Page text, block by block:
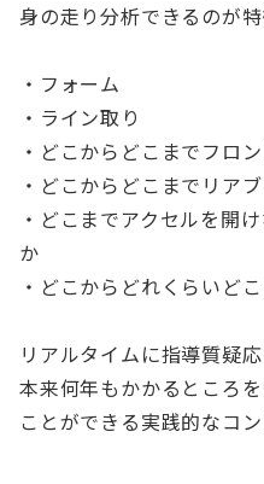
身の走り分析できるのが特
・フォーム
・ライン取り
・どこからどこまでフロ
・どこからどこまでリア
・どこまでアクセルを開
か
・どこからどれくらいど
リアルタイムに指導質疑応
本来何年もかかるところ
ことができる実践的なコン